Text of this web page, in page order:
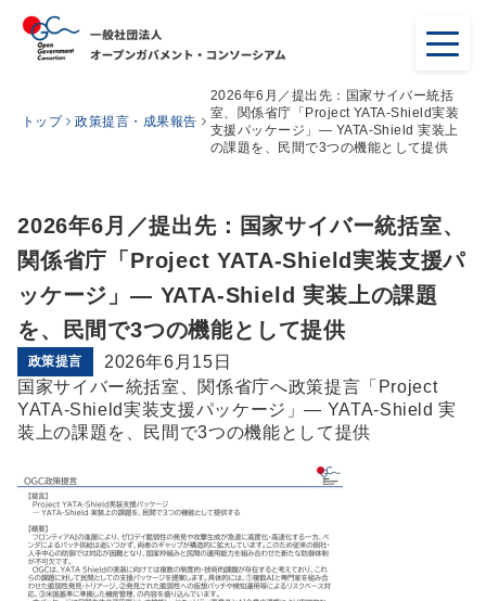
トップ 政策提言・成果報告
2026年6月／提出先：国家サイバー統括
室、関係省庁「Project YATA-Shield実装
支援パッケージ」— YATA-Shield 実装上
の課題を、民間で3つの機能として提供
2026年6月／提出先：国家サイバー統括室、
関係省庁「Project YATA-Shield実装支援パ
ッケージ」— YATA-Shield 実装上の課題
を、民間で3つの機能として提供
政策提言
2026年6月15日
国家サイバー統括室、関係省庁へ政策提言「Project
YATA-Shield実装支援パッケージ」— YATA-Shield 実
装上の課題を、民間で3つの機能として提供